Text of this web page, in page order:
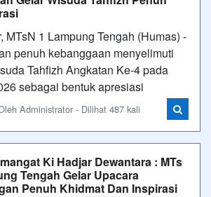
MTsN 1 Lampung Tengah (Humas) -
penuh kebanggaan menyelimuti
Tahfizh Angkatan Ke-4 pada
sebagai bentuk apresiasi
Administrator - Dilihat 487 kali
Ki Hadjar Dewantara : MTs
Tengah Gelar Upacara
Penuh Khidmat Dan Inspirasi